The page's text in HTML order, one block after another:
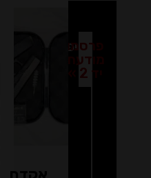
פרסמו
מודעת
יד 2 »